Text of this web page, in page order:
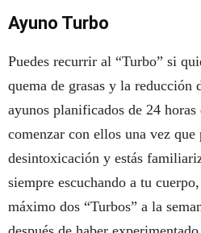
Ayuno Turbo
Puedes recurrir al “Turbo” si
quema de grasas y la reducción
ayunos planificados de 24
comenzar con ellos una vez que
desintoxicación y estás
siempre escuchando a tu
máximo dos “Turbos” a la